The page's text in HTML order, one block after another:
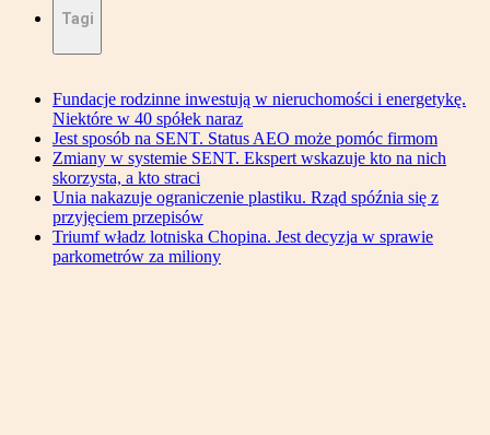
Tagi
Fundacje rodzinne inwestują w nieruchomości i energetykę.
Niektóre w 40 spółek naraz
Jest sposób na SENT. Status AEO może pomóc firmom
Zmiany w systemie SENT. Ekspert wskazuje kto na nich
skorzysta, a kto straci
Unia nakazuje ograniczenie plastiku. Rząd spóźnia się z
przyjęciem przepisów
Triumf władz lotniska Chopina. Jest decyzja w sprawie
parkometrów za miliony